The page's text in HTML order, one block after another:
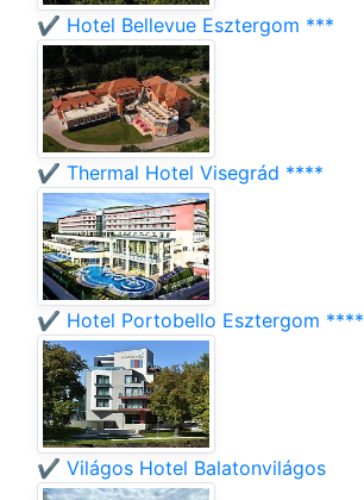
✔️ Hotel Bellevue Esztergom ***
✔️ Thermal Hotel Visegrád ****
✔️ Hotel Portobello Esztergom ****
✔️ Világos Hotel Balatonvilágos